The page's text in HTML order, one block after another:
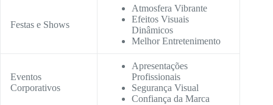
Festas e Shows
Atmosfera Vibrante
Efeitos Visuais
Dinâmicos
Melhor Entretenimento
Eventos
Corporativos
Apresentações
Profissionais
Segurança Visual
Confiança da Marca